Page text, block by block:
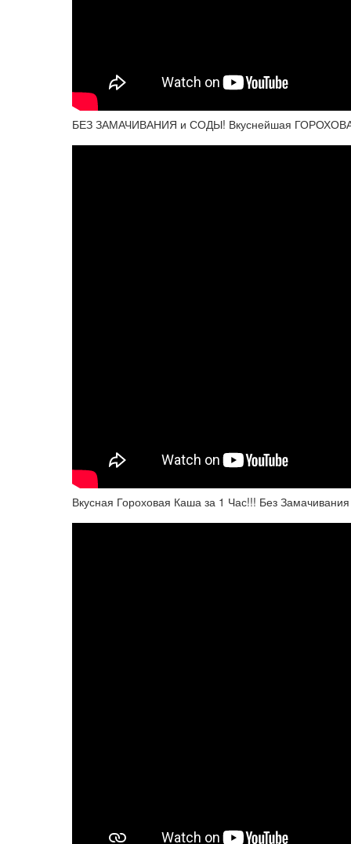
БЕЗ ЗАМАЧИВАНИЯ и СОДЫ! Вкуснейшая
Вкусная Гороховая Каша за 1 Час!!! Без